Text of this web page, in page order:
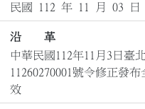
民國 112 年 11 月 03 日
沿 革
中華民國112年11月3日臺
11260270001號令修正發
效